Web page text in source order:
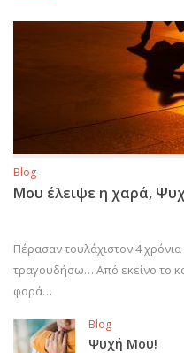
Blog
Μου έλειψε η χαρά,
Πέρασαν τουλάχιστον 4
τραγουδήσω… Από εκείνο το
φορά…
Blog
Ψυχή Μου!